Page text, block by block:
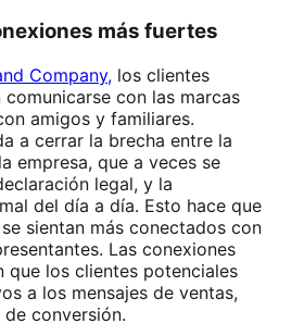
más fuertes
Company, los clientes
con las marcas
amigos y familiares.
a cerrar la brecha entre la
empresa, que a veces se
legal, y la
del día a día. Esto hace que
sientan más conectados con
Las conexiones
que los clientes potenciales
a los mensajes de ventas,
conversión.